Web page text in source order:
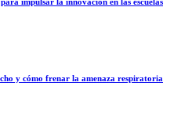
y cómo frenar la amenaza respiratoria